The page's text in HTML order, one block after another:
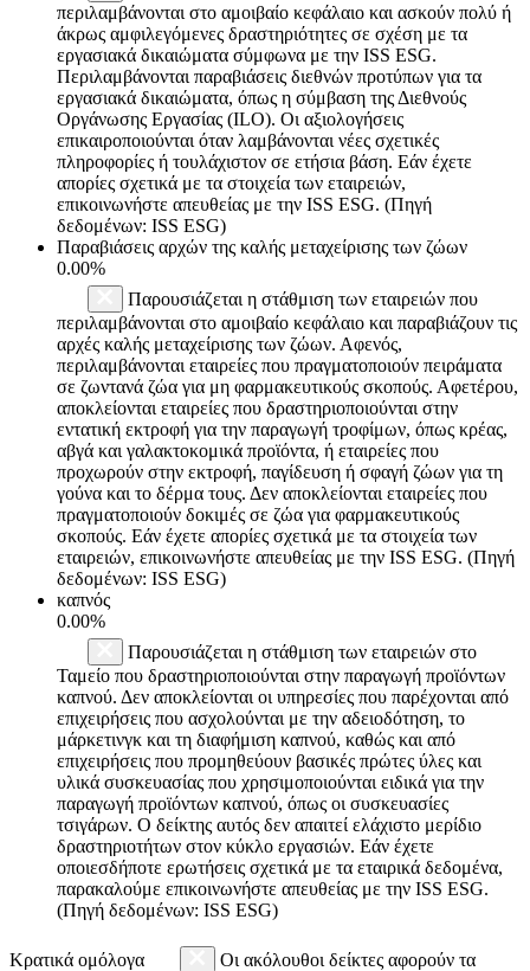
περιλαμβάνονται στο αμοιβαίο κεφάλαιο και ασκούν πολύ ή
άκρως αμφιλεγόμενες δραστηριότητες σε σχέση με τα
εργασιακά δικαιώματα σύμφωνα με την ISS ESG.
Περιλαμβάνονται παραβιάσεις διεθνών προτύπων για τα
εργασιακά δικαιώματα, όπως η σύμβαση της Διεθνούς
Οργάνωσης Εργασίας (ILO). Οι αξιολογήσεις
επικαιροποιούνται όταν λαμβάνονται νέες σχετικές
πληροφορίες ή τουλάχιστον σε ετήσια βάση. Εάν έχετε
απορίες σχετικά με τα στοιχεία των εταιρειών,
επικοινωνήστε απευθείας με την ISS ESG. (Πηγή
δεδομένων: ISS ESG)
Παραβιάσεις αρχών της καλής μεταχείρισης των ζώων
0.00%
Παρουσιάζεται η στάθμιση των εταιρειών που
περιλαμβάνονται στο αμοιβαίο κεφάλαιο και παραβιάζουν τις
αρχές καλής μεταχείρισης των ζώων. Αφενός,
περιλαμβάνονται εταιρείες που πραγματοποιούν πειράματα
σε ζωντανά ζώα για μη φαρμακευτικούς σκοπούς. Αφετέρου,
αποκλείονται εταιρείες που δραστηριοποιούνται στην
εντατική εκτροφή για την παραγωγή τροφίμων, όπως κρέας,
αβγά και γαλακτοκομικά προϊόντα, ή εταιρείες που
προχωρούν στην εκτροφή, παγίδευση ή σφαγή ζώων για τη
γούνα και το δέρμα τους. Δεν αποκλείονται εταιρείες που
πραγματοποιούν δοκιμές σε ζώα για φαρμακευτικούς
σκοπούς. Εάν έχετε απορίες σχετικά με τα στοιχεία των
εταιρειών, επικοινωνήστε απευθείας με την ISS ESG. (Πηγή
δεδομένων: ISS ESG)
καπνός
0.00%
Παρουσιάζεται η στάθμιση των εταιρειών στο
Ταμείο που δραστηριοποιούνται στην παραγωγή προϊόντων
καπνού. Δεν αποκλείονται οι υπηρεσίες που παρέχονται από
επιχειρήσεις που ασχολούνται με την αδειοδότηση, το
μάρκετινγκ και τη διαφήμιση καπνού, καθώς και από
επιχειρήσεις που προμηθεύουν βασικές πρώτες ύλες και
υλικά συσκευασίας που χρησιμοποιούνται ειδικά για την
παραγωγή προϊόντων καπνού, όπως οι συσκευασίες
τσιγάρων. Ο δείκτης αυτός δεν απαιτεί ελάχιστο μερίδιο
δραστηριοτήτων στον κύκλο εργασιών. Εάν έχετε
οποιεσδήποτε ερωτήσεις σχετικά με τα εταιρικά δεδομένα,
παρακαλούμε επικοινωνήστε απευθείας με την ISS ESG.
(Πηγή δεδομένων: ISS ESG)
Κρατικά ομόλογα
Οι ακόλουθοι δείκτες αφορούν τα